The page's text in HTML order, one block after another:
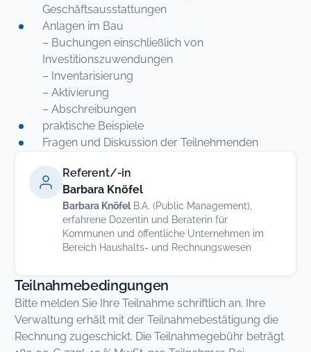
Geschäftsausstattungen
Anlagen im Bau
– Buchungen einschließlich von
Investitionszuwendungen
– Inventarisierung
– Aktivierung
– Abschreibungen
praktische Beispiele
Fragen und Diskussion der Teilnehmenden
Referent/-in
Barbara Knöfel
Barbara KnöfelB.A. (Public Management),
erfahrene Dozentin und Beraterin für
Kommunen und öffentliche Unternehmen im
Bereich Haushalts- und Rechnungswesen
Teilnahmebedingungen
Bitte melden Sie Ihre Teilnahme schriftlich an. Ihre
Verwaltung erhält mit der Teilnahmebestätigung die
Rechnung zugeschickt. Die Teilnahmegebühr beträgt